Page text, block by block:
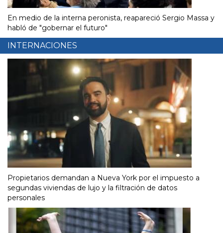
En medio de la interna peronista, reapareció Sergio Massa y
habló de "gobernar el futuro"
INTERNACIONES
Propietarios demandan a Nueva York por el impuesto a
segundas viviendas de lujo y la filtración de datos
personales